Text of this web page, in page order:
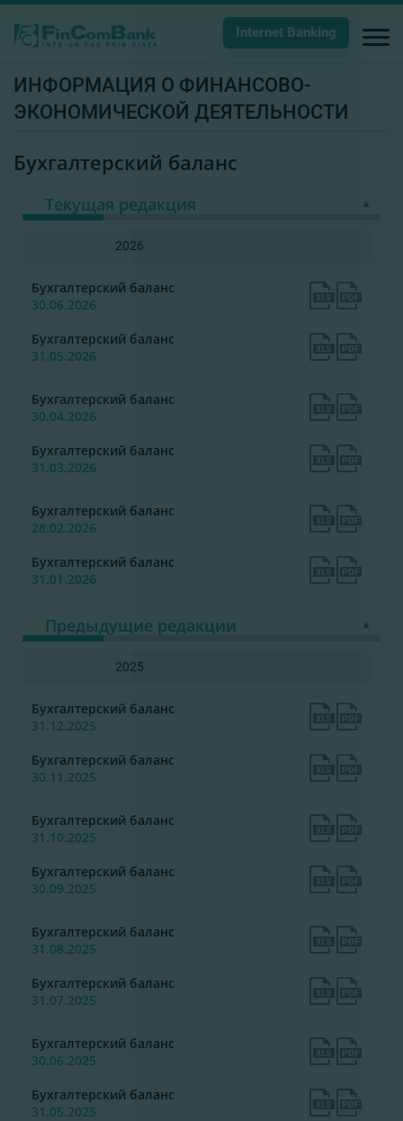
Internet Banking
ИНФОРМАЦИЯ О ФИНАНСОВО-
ЭКОНОМИЧЕСКОЙ ДЕЯТЕЛЬНОСТИ
Бухгалтерский баланс
Текущая редакция
2026
Бухгалтерский баланс
30.06.2026
Бухгалтерский баланс
31.05.2026
Бухгалтерский баланс
30.04.2026
Бухгалтерский баланс
31.03.2026
Бухгалтерский баланс
28.02.2026
Бухгалтерский баланс
31.01.2026
Предыдущие редакции
2025
Бухгалтерский баланс
31.12.2025
Бухгалтерский баланс
30.11.2025
Бухгалтерский баланс
31.10.2025
Бухгалтерский баланс
30.09.2025
Бухгалтерский баланс
31.08.2025
Бухгалтерский баланс
31.07.2025
Бухгалтерский баланс
30.06.2025
Бухгалтерский баланс
31.05.2025